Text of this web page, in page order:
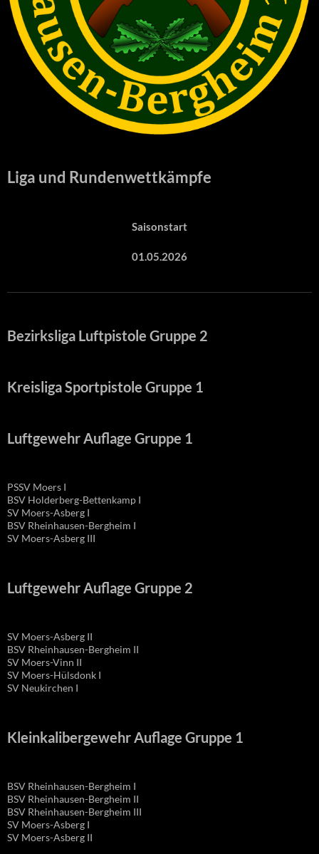
Liga und Rundenwettkämpfe
Saisonstart
01.05.2026
Bezirksliga Luftpistole Gruppe 2
Kreisliga Sportpistole Gruppe 1
Luftgewehr Auflage Gruppe 1
PSSV Moers I
BSV Holderberg-Bettenkamp I
SV Moers-Asberg I
BSV Rheinhausen-Bergheim I
SV Moers-Asberg III
Luftgewehr Auflage Gruppe 2
SV Moers-Asberg II
BSV Rheinhausen-Bergheim II
SV Moers-Vinn II
SV Moers-Hülsdonk I
SV Neukirchen I
Kleinkalibergewehr Auflage Gruppe 1
BSV Rheinhausen-Bergheim I
BSV Rheinhausen-Bergheim II
BSV Rheinhausen-Bergheim III
SV Moers-Asberg I
SV Moers-Asberg II